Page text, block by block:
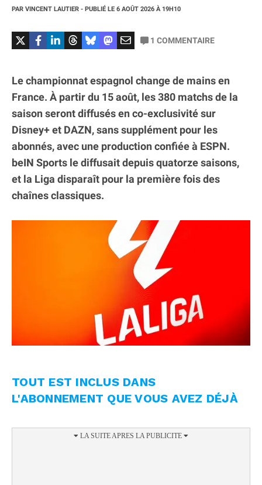
PAR VINCENT LAUTIER - PUBLIÉ LE 6 AOÛT 2026 À 19H10
1 COMMENTAIRE
Le championnat espagnol change de mains en
France. À partir du 15 août, les 380 matchs de la
saison seront diffusés en co-exclusivité sur
Disney+ et DAZN, sans supplément pour les
abonnés, avec une production confiée à ESPN.
beIN Sports le diffusait depuis quatorze saisons,
et la Liga disparaît pour la première fois des
chaînes classiques.
TOUT EST INCLUS DANS
L'ABONNEMENT QUE VOUS AVEZ DÉJÀ